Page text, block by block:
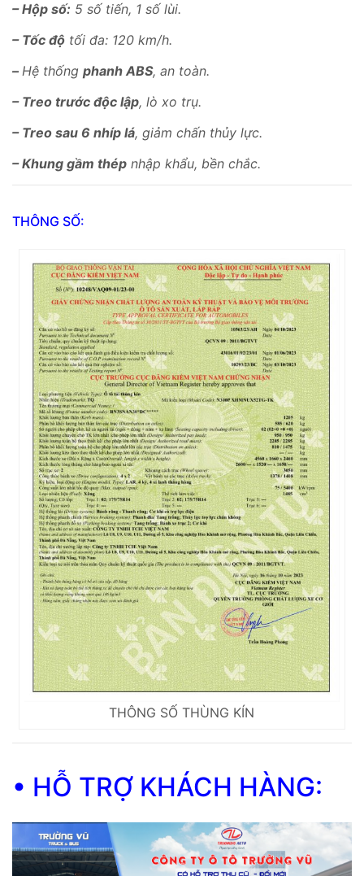
– Hộp số: 5 số tiến, 1 số lùi.
– Tốc độ tối đa: 120 km/h.
– Hệ thống phanh ABS, an toàn.
– Treo trước độc lập, lò xo trụ.
– Treo sau 6 nhíp lá, giảm chấn thủy lực.
– Khung gầm thép nhập khẩu, bền chắc.
THÔNG SỐ:
THÔNG SỐ THÙNG KÍN
• HỖ TRỢ KHÁCH HÀNG: